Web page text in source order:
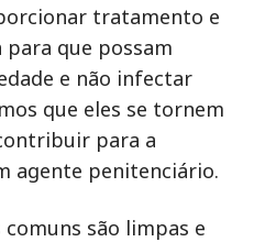
tratamento e
para que possam
e não infectar
que eles se tornem
para a
agente penitenciário.
comuns são limpas e